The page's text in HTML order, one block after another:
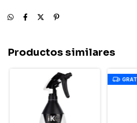
Productos similares